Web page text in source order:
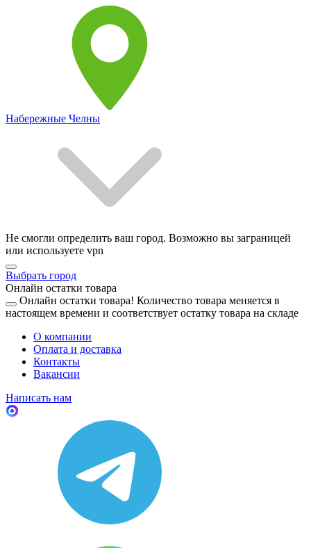
Набережные Челны
Не смогли определить ваш город. Возможно вы заграницей
или используете vpn
Выбрать город
Онлайн остатки товара
Онлайн остатки товара! Количество товара меняется в
настоящем времени и соответствует остатку товара на складе
О компании
Оплата и доставка
Контакты
Вакансии
Написать нам